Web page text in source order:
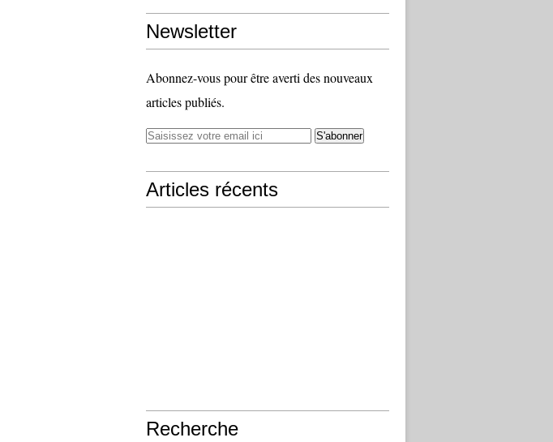
Newsletter
Abonnez-vous pour être averti des nouveaux
articles publiés.
Articles récents
Recherche